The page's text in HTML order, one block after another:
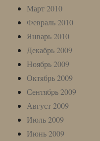
Март 2010
Февраль 2010
Январь 2010
Декабрь 2009
Ноябрь 2009
Октябрь 2009
Сентябрь 2009
Август 2009
Июль 2009
Июнь 2009